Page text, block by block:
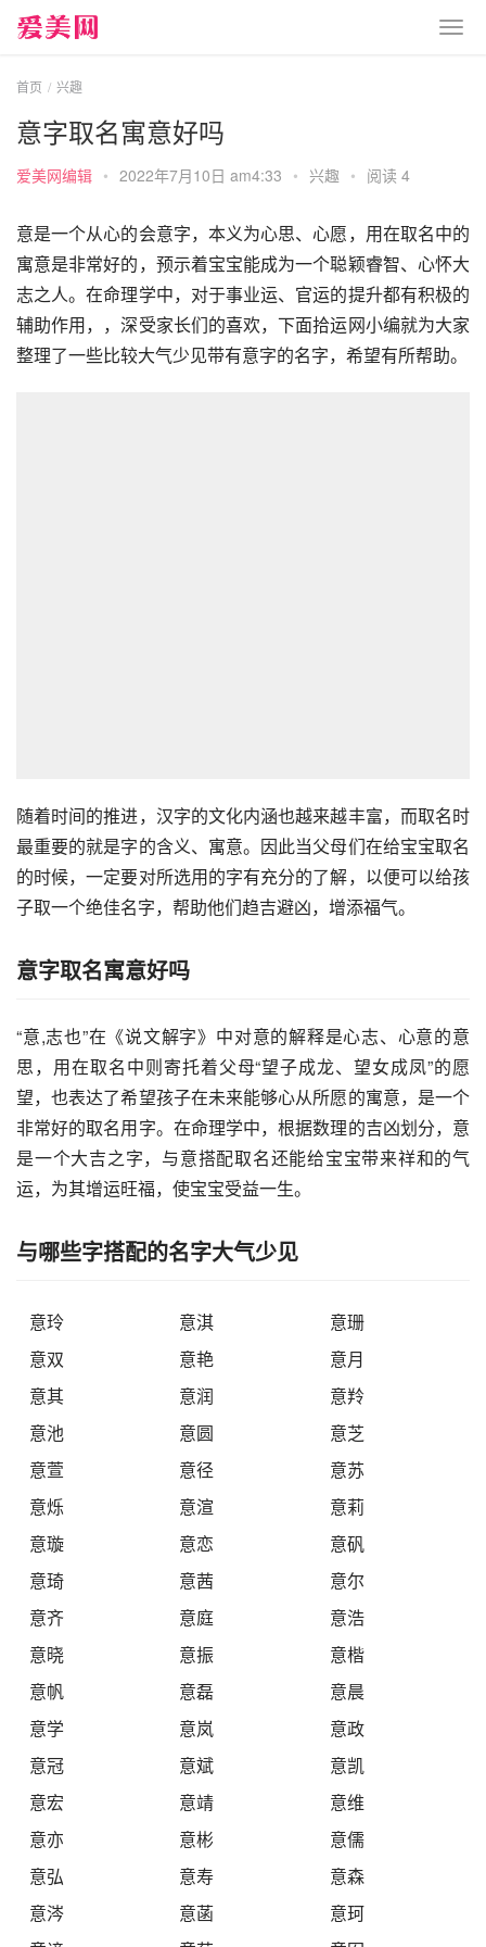
首页 兴趣
意字取名寓意好吗
爱美网编辑 • 2022年7月10日 am4:33 • 兴趣 • 阅读 4
意是一个从心的会意字，本义为心思、心愿，用在取名中的
寓意是非常好的，预示着宝宝能成为一个聪颖睿智、心怀大
志之人。在命理学中，对于事业运、官运的提升都有积极的
辅助作用，，深受家长们的喜欢，下面拾运网小编就为大家
整理了一些比较大气少见带有意字的名字，希望有所帮助。
随着时间的推进，汉字的文化内涵也越来越丰富，而取名时
最重要的就是字的含义、寓意。因此当父母们在给宝宝取名
的时候，一定要对所选用的字有充分的了解，以便可以给孩
子取一个绝佳名字，帮助他们趋吉避凶，增添福气。
意字取名寓意好吗
“意,志也”在《说文解字》中对意的解释是心志、心意的意
思，用在取名中则寄托着父母“望子成龙、望女成凤”的愿
望，也表达了希望孩子在未来能够心从所愿的寓意，是一个
非常好的取名用字。在命理学中，根据数理的吉凶划分，意
是一个大吉之字，与意搭配取名还能给宝宝带来祥和的气
运，为其增运旺福，使宝宝受益一生。
与哪些字搭配的名字大气少见
意玲 意淇
意珊
意双
意艳
意月
意其
意润
意羚
意池
意圆
意芝
意萱
意径
意苏
意烁
意渲
意莉
意璇
意恋
意矾
意琦
意茜
意尔
意齐
意庭
意浩
意晓
意振
意楷
意帆
意磊
意晨
意学
意岚
意政
意冠
意斌
意凯
意宏
意靖
意维
意亦
意彬
意儒
意弘
意寿
意森
意涔
意菡
意珂